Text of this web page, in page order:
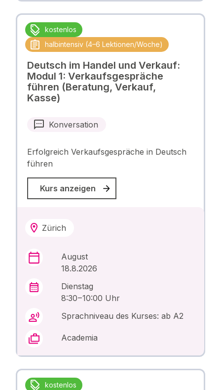
kostenlos
halbintensiv (4–6 Lektionen/Woche)
Deutsch im Handel und Verkauf:
Modul 1: Verkaufsgespräche
führen (Beratung, Verkauf,
Kasse)
Konversation
Erfolgreich Verkaufsgespräche in Deutsch
führen
Kurs anzeigen
Zürich
August
18.8.2026
Dienstag
8:30 – 10:00 Uhr
Sprachniveau des Kurses: ab A2
Academia
kostenlos